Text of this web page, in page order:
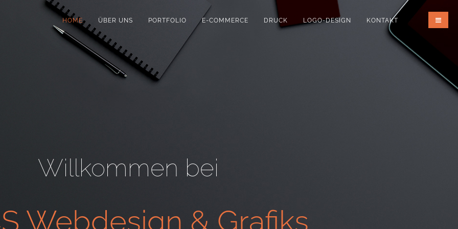
HOME ÜBER UNS PORTFOLIO E-COMMERCE DRUCK LOGO-DESIGN KONTAKT
Willkommen bei
Webdesign & Grafiks